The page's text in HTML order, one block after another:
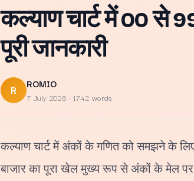
कल्याण चार्ट में 00 से
पूरी जानकारी
R ROMIO
7 July 2026 · 1742 words
कल्याण चार्ट में अंकों के गणित को समझने के
बाजार का पूरा खेल मुख्य रूप से अंकों के मेल पर